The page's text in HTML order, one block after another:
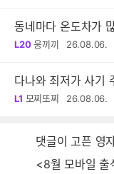
동네마다 온도차가
L20 웅끼끼 26.08.06.
다나와 최저가 사기
L1 모찌또찌 26.08.06.
댓글이 고픈 영
<8월 모바일 출